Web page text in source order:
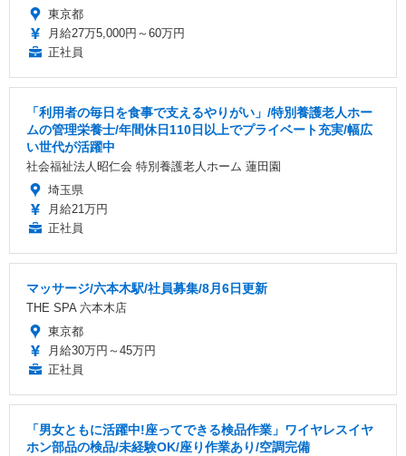
東京都
月給27万5,000円～60万円
正社員
「利用者の毎日を食事で支えるやりがい」/特別養護老人ホー
ムの管理栄養士/年間休日110日以上でプライベート充実/幅広
い世代が活躍中
社会福祉法人昭仁会 特別養護老人ホーム 蓮田園
埼玉県
月給21万円
正社員
マッサージ/六本木駅/社員募集/8月6日更新
THE SPA 六本木店
東京都
月給30万円～45万円
正社員
「男女ともに活躍中!座ってできる検品作業」ワイヤレスイヤ
ホン部品の検品/未経験OK/座り作業あり/空調完備